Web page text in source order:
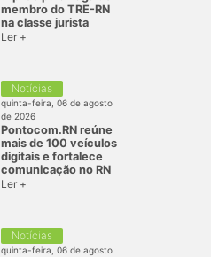
membro do TRE-RN
na classe jurista
Ler +
Notícias
quinta-feira, 06 de agosto
de 2026
Pontocom.RN reúne
mais de 100 veículos
digitais e fortalece
comunicação no RN
Ler +
Notícias
quinta-feira, 06 de agosto